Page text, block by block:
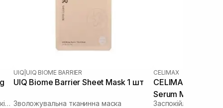
Зволожуюча тканинна маска зі заспокійливою та антивіковою дією
UIQ UIQ BIOME BARRIER
UIQ Biome Barrier Sheet Mask 1 шт
Зволожувальна тканинна маска
CELIMAX
CELIMAX The
Serum Mask 1 шт